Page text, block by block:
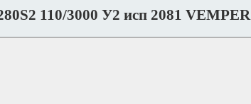
110/3000 У2 исп 2081 VEMPER